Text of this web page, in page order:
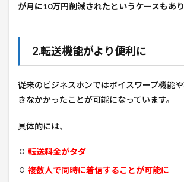
が月に10万円削減されたというケースもあり
2.転送機能がより便利に
従来のビジネスホンではボイスワープ機能
きなかかったことが可能になっています。
具体的には、
転送料金がタダ
複数人で同時に着信することが可能に